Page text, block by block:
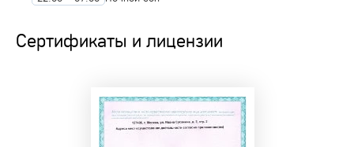
Сертификаты и лицензии